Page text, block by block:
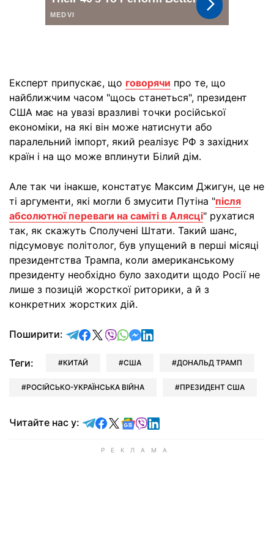
Експерт припускає, що говорячи про те, що
найближчим часом "щось станеться", президент
США має на увазі вразливі точки російської
економіки, на які він може натиснути або
паралельний імпорт, який реалізує РФ з західних
країн і на що може вплинути Білий дім.
Але так чи інакше, констатує Максим Джигун, це не
ті аргументи, які могли б змусити Путіна "після
абсолютної переваги на саміті в Алясці" рухатися
так, як скажуть Сполучені Штати. Такий шанс,
підсумовує політолог, був упущений в перші місяці
президентства Трампа, коли американському
президенту необхідно було заходити щодо Росії не
лише з позицій жорсткої риторики, а й з
конкретних жорстких дій.
Поширити: відправити у Telegram
поділитись у Facebook
поділитись у X
відправити у Viber
відправити у Whatsapp
відправити у Messenger
відправити у LinkedIn
Теги: КИТАЙ США ДОНАЛЬД ТРАМП
РОСІЙСЬКО-УКРАЇНСЬКА ВІЙНА ПРЕЗИДЕНТ США
Читайте нас у: Читайте у Telegram
Читайте у Facebook
Читайте у X
Читайте у Google news
Читайте у Viber
Читайте у LinkedIn